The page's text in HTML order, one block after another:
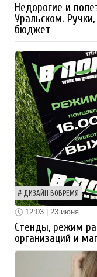
Недорогие и
Уральском.
бюджет
ДИЗАЙН ВОВРЕМЯ
12:03 | 23 июня
Стенды, режим
организаций и